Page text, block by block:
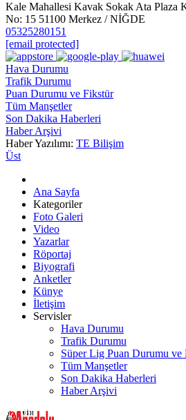
Kale Mahallesi Kavak Sokak Ata Plaza
No: 15 51100 Merkez / NİĞDE
05325280151
[email protected]
Hava Durumu
Trafik Durumu
Puan Durumu ve Fikstür
Tüm Manşetler
Son Dakika Haberleri
Haber Arşivi
Haber Yazılımı: TE Bilişim
Üst
Ana Sayfa
Kategoriler
Foto Galeri
Video
Yazarlar
Röportaj
Biyografi
Anketler
Künye
İletişim
Servisler
Hava Durumu
Trafik Durumu
Süper Lig Puan Durumu ve
Tüm Manşetler
Son Dakika Haberleri
Haber Arşivi